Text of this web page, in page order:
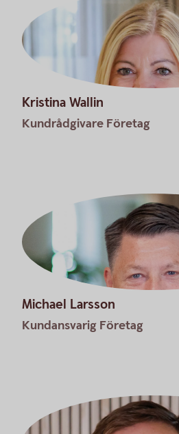
Kristina Wallin
Kundrådgivare Företag
Michael Larsson
Kundansvarig Företag